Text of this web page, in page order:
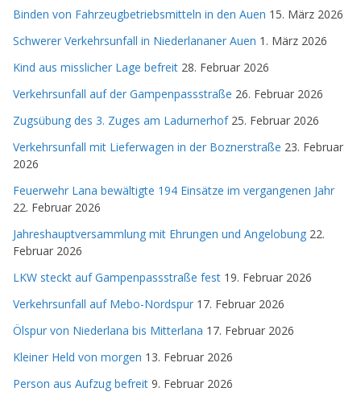
Binden von Fahrzeugbetriebsmitteln in den Auen 15. März 2026
Schwerer Verkehrsunfall in Niederlananer Auen 1. März 2026
Kind aus misslicher Lage befreit 28. Februar 2026
Verkehrsunfall auf der Gampenpassstraße 26. Februar 2026
Zugsübung des 3. Zuges am Ladurnerhof 25. Februar 2026
Verkehrsunfall mit Lieferwagen in der Boznerstraße 23. Februar
2026
Feuerwehr Lana bewältigte 194 Einsätze im vergangenen Jahr
22. Februar 2026
Jahreshauptversammlung mit Ehrungen und Angelobung 22.
Februar 2026
LKW steckt auf Gampenpassstraße fest 19. Februar 2026
Verkehrsunfall auf Mebo-Nordspur 17. Februar 2026
Ölspur von Niederlana bis Mitterlana 17. Februar 2026
Kleiner Held von morgen 13. Februar 2026
Person aus Aufzug befreit 9. Februar 2026